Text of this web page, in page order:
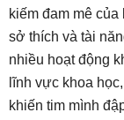
kiếm đam mê
sở thích và tài
nhiều hoạt động
lĩnh vực khoa
khiến tim mình